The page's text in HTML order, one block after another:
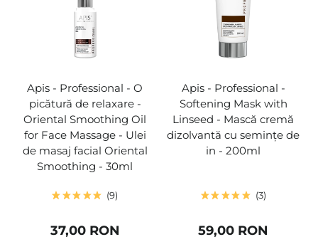
Apis - Professional - O
picătură de relaxare -
Oriental Smoothing Oil
for Face Massage - Ulei
de masaj facial Oriental
Smoothing - 30ml
9
37,00 RON
Apis - Professional -
Softening Mask with
Linseed - Mască cremă
dizolvantă cu semințe de
in - 200ml
3
59,00 RON